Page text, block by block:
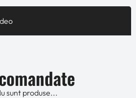
sunt produse...